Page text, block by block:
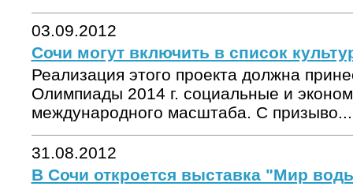
03.09.2012
Сочи могут включить в список
Реализация этого проекта должна
Олимпиады 2014 г. социальные и
международного масштаба. С призыво...
31.08.2012
В Сочи откроется выставка "Мир